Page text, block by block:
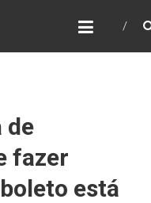
de
fazer
está